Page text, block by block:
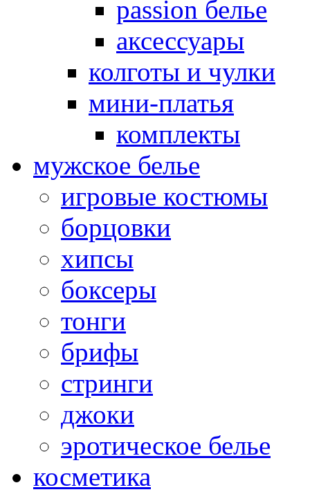
passion белье
аксессуары
колготы и чулки
мини-платья
комплекты
мужское белье
игровые костюмы
борцовки
хипсы
боксеры
тонги
брифы
стринги
джоки
эротическое белье
косметика